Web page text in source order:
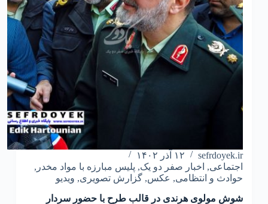
sefrdoyek.ir
۱۲ آذر ۱۴۰۲
اجتماعی, اخبار صفر دو یک, پلیس مبارزه با مواد مخدر ,
حوادث و انتظامی, عکس, گزارش تصویری, ویدیو
شوش مولوی هرندی در قالب طرح با حضور سردار